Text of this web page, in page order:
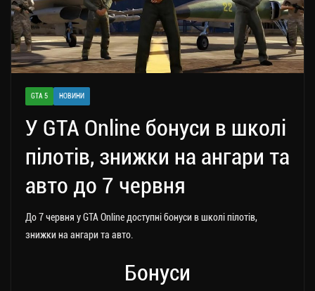
GTA 5 НОВИНИ
У GTA Online бонуси в школі
пілотів, знижки на ангари та
авто до 7 червня
До 7 червня у GTA Online доступні бонуси в школі пілотів,
знижки на ангари та авто.
Бонуси